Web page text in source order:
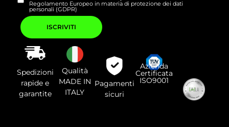
Regolamento Europeo in materia di protezione dei dati
personali (GDPR)
Si
prega
di
lasciare
vuoto
questo
campo.
Spedizioni
rapide e
garantite
Qualità
MADE IN
ITALY
Pagamenti
sicuri
Azienda
Certificata
ISO9001